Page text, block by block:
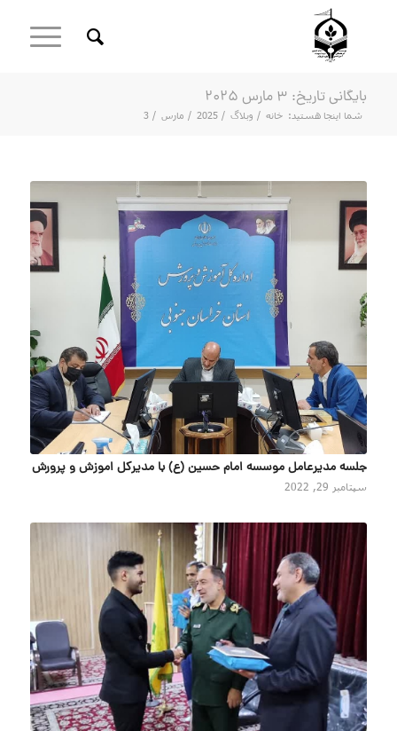
بایگانی تاریخ: 3 مارس 2025
شما اینجا هستید: خانه / وبلاگ /
2025
/ مارس /
3
جلسه مدیرعامل موسسه امام حسین (ع) با مدیرکل اموزش و پرورش
سپتامبر 29, 2022